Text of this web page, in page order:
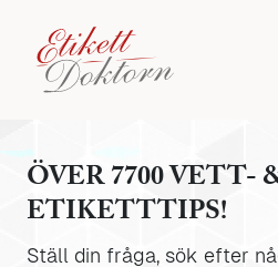
ÖVER 7700 VETT-
ETIKETTTIPS!
Ställ din fråga, sök efter